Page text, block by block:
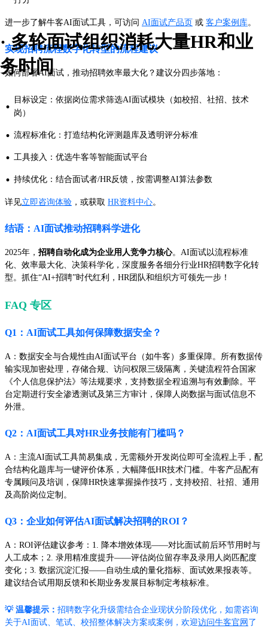
· 多轮面试组织消耗大量HR和业
务时间
进一步了解牛客AI面试工具，可访问 AI面试产品页 或 客户案例库。
实现招聘流程数字化转型的流程建议
如何部署AI面试，推动招聘效率最大化？建议分四步落地：
·
目标设定：依据岗位需求筛选AI面试模块（如校招、社招、技术
岗）
· 流程标准化：打造结构化评测题库及透明评分标准
· 工具接入：优选牛客等智能面试平台
· 持续优化：结合面试者/HR反馈，按需调整AI算法参数
详见立即咨询体验 ，或获取 HR资料中心。
结语：AI面试推动招聘科学进化
2025年， 招聘自动化成为企业用人竞争力核心。AI面试以流程标准
化、效率最大化、决策科学化，深度服务各细分行业HR招聘数字化转
型。抓住“AI+招聘”时代红利，HR团队和组织方可领先一步！
FAQ 专区
Q1：AI面试工具如何保障数据安全？
A：数据安全与合规性由AI面试平台（如牛客）多重保障。所有数据传
输实现加密处理，存储合规、访问权限三级隔离，关键流程符合国家
《个人信息保护法》等法规要求，支持数据全程追溯与有效删除。平
台定期进行安全渗透测试及第三方审计，保障人岗数据与面试信息不
外泄。
Q2：AI面试工具对HR业务技能有门槛吗？
A：主流AI面试工具简易集成，无需额外开发岗位即可全流程上手，配
合结构化题库与一键评价体系，大幅降低HR技术门槛。牛客产品配有
专属顾问及培训，保障HR快速掌握操作技巧，支持校招、社招、通用
及高阶岗位定制。
Q3：企业如何评估AI面试解决招聘的ROI？
A：ROI评估建议参考：1. 降本增效体现——对比面试前后环节用时与
人工成本；2. 录用精准度提升——评估岗位留存率及录用人岗匹配度
变化；3. 数据沉淀汇报——自动生成的量化指标、面试效果报表等。
建议结合试用期反馈和长期业务发展目标制定考核标准。
💡 温馨提示： 招聘数字化升级需结合企业现状分阶段优化，如需咨询
关于AI面试、笔试、校招整体解决方案或案例，欢迎访问牛客官网 了